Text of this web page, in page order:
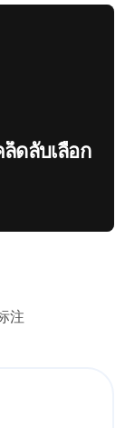
ล็ดลับเลือก
注